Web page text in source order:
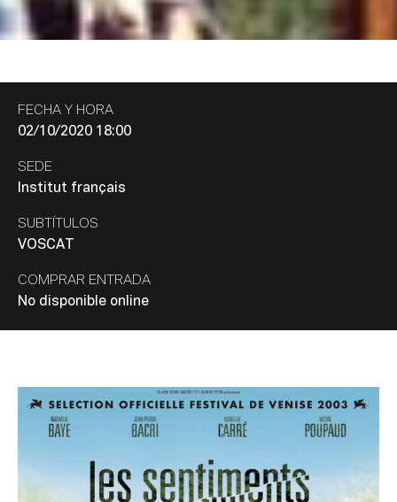
FECHA Y HORA
02/10/2020 18:00
SEDE
Institut français
SUBTÍTULOS
VOSCAT
COMPRAR ENTRADA
No disponible online